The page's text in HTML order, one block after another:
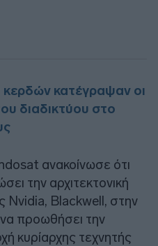
κερδών κατέγραψαν οι
διαδικτύου στο
ανακοίνωσε ότι
την αρχιτεκτονική
Nvidia, Blackwell, στην
προωθήσει την
κυρίαρχης τεχνητής